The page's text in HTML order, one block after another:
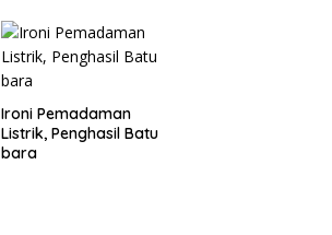
Jalankan Tugas
Gubernur BI
Sementara
Ironi Pemadaman
Listrik, Penghasil Batu
bara